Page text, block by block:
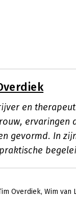
en
gevormd. In
Overdiek Wim van